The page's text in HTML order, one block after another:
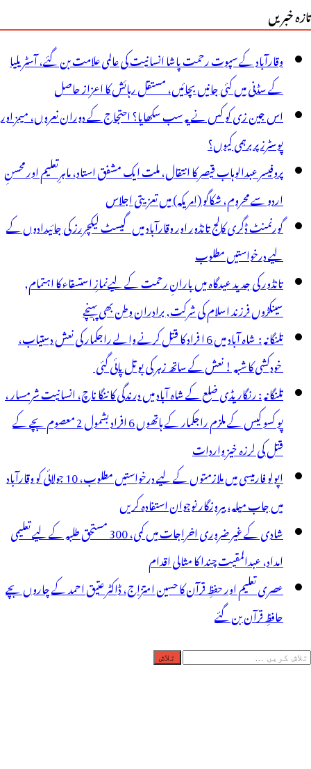
گی
اور
قبرستان
دفن
دیا
تازہ خبریں
وقارآباد کے سپوت رحمت پاشا انسانیت کی عالمی علامت بن گئے، آسٹریلیا
کے سڈنی میں کئی جانیں بچائیں، مستقل رہائش کا اعزاز حاصل
اس جین زی کو کس نے یہ سب سکھایا؟ احتجاج کے دوران نعروں، میمز اور
پوسٹرز پر برہمی کیوں؟
پروفیسر عبدالوہاب قیصر کا انتقال، ملت ایک مشفق استاد، ماہرِتعلیم اور محسنِ
اردو سے محروم، شکاگو (امریکہ) میں تعزیتی اجلاس
گورنمنٹ ڈگری کالج تانڈور اور وقارآباد میں گیسٹ لیکچررز کی جائیدادوں کے
لیے درخواستیں مطلوب
تانڈور کی جدید عیدگاہ میں بارانِ رحمت کے لیےنمازِ استسقاء کا اہتمام,
سینکڑوں فرزند اسلام کی شرکت, برادران وطن بھی پہنچے
تلنگانہ : شاہ آباد میں 6 ا فراد کا قتل کرنے والے راجکمار کی نعش دستیاب،
خودکشی کا شبہ ! نعش کے ساتھ زہر کی بوتل پائی گئی
تلنگانہ : رنگاریڈی ضلع کے شاہ آباد میں درندگی کا ننگا ناچ، انسانیت شرمسار ،
پو کسو کیس کے ملزم راجکمار کے ہاتھوں 6 افراد بشمول 2 معصوم بچے کے
قتل کی لرزہ خیز واردات
اپولو فارمیسی میں ملازمتوں کے لیے درخواستیں مطلوب، 10 جولائی کو وقارآباد
میں جاب میلہ، بیروزگار نوجوان استفادہ کریں
شادی کے غیر ضروری اخراجات میں کمی، 300 مستحق طلبہ کے لیے تعلیمی
امداد، عبدالمقیت چندا کا مثالی اقدام
عصری تعلیم اور حفظِ قرآن کا حسین امتزاج، ڈاکٹر عتیق احمد کے چاروں بچے
حافظِ قرآن بن گئے
تلاش